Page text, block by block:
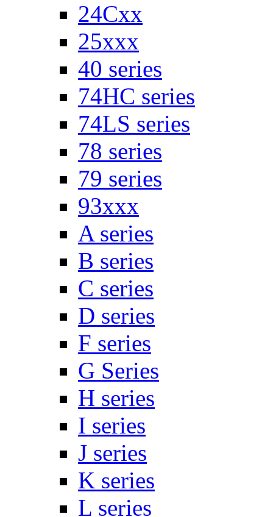
24Cxx
25xxx
40 series
74HC series
74LS series
78 series
79 series
93xxx
A series
B series
C series
D series
F series
G Series
H series
I series
J series
K series
L series